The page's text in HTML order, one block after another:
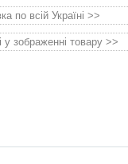
по всій Україні >>
у зображенні товару >>